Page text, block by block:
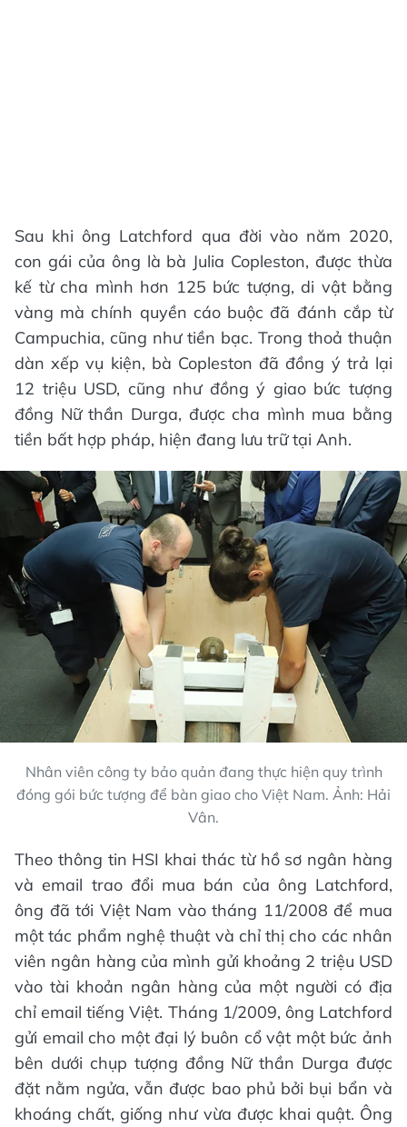
Sau khi ông Latchford qua đời vào năm 2020,
con gái của ông là bà Julia Copleston, được thừa
kế từ cha mình hơn 125 bức tượng, di vật bằng
vàng mà chính quyền cáo buộc đã đánh cắp từ
Campuchia, cũng như tiền bạc. Trong thoả thuận
dàn xếp vụ kiện, bà Copleston đã đồng ý trả lại
12 triệu USD, cũng như đồng ý giao bức tượng
đồng Nữ thần Durga, được cha mình mua bằng
tiền bất hợp pháp, hiện đang lưu trữ tại Anh.
Nhân viên công ty bảo quản đang thực hiện quy trình
đóng gói bức tượng để bàn giao cho Việt Nam. Ảnh: Hải
Vân.
Theo thông tin HSI khai thác từ hồ sơ ngân hàng
và email trao đổi mua bán của ông Latchford,
ông đã tới Việt Nam vào tháng 11/2008 để mua
một tác phẩm nghệ thuật và chỉ thị cho các nhân
viên ngân hàng của mình gửi khoảng 2 triệu USD
vào tài khoản ngân hàng của một người có địa
chỉ email tiếng Việt. Tháng 1/2009, ông Latchford
gửi email cho một đại lý buôn cổ vật một bức ảnh
bên dưới chụp tượng đồng Nữ thần Durga được
đặt nằm ngửa, vẫn được bao phủ bởi bụi bẩn và
khoáng chất, giống như vừa được khai quật. Ông